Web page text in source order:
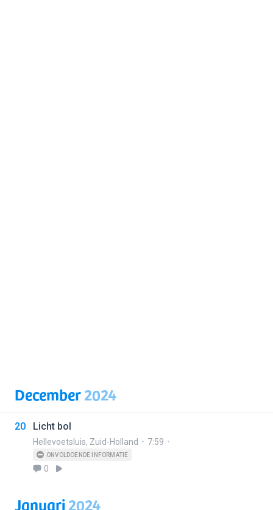
December2024
20 Licht bol
Hellevoetsluis, Zuid-Holland 7:59
ONVOLDOENDE INFORMATIE
0
Januari2024